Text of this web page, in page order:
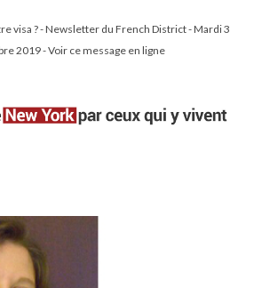
visa ? - Newsletter du French District - Mardi 3
2019 - Voir ce message en ligne